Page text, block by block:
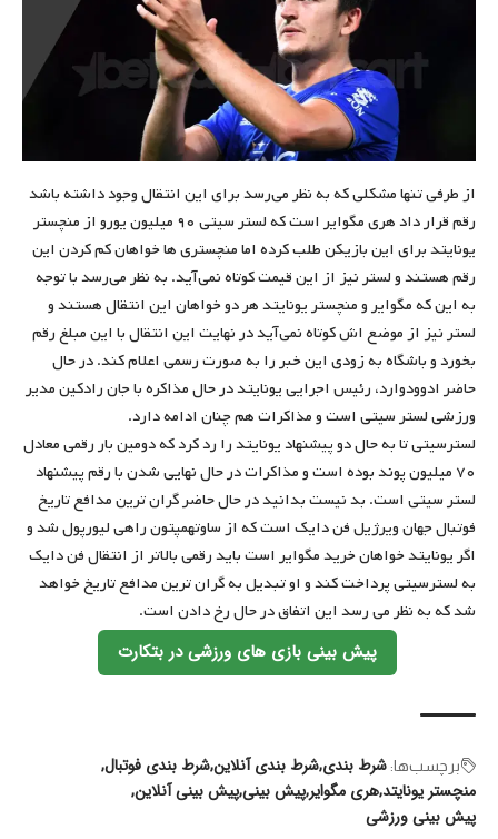
از طرفی تنها مشکلی که به نظر می‌رسد برای این انتقال وجود داشته باشد
رقم قرار داد هری مگوایر است که لستر سیتی ۹۰ میلیون یورو از منچستر
یونایتد برای این بازیکن طلب کرده اما منچستری ها خواهان کم کردن این
رقم هستند و لستر نیز از این قیمت کوتاه نمی‌آید. به نظر می‌رسد با توجه
به این که مگوایر و منچستر یونایتد هر دو خواهان این انتقال هستند و
لستر نیز از موضع اش کوتاه نمی‌آید در نهایت این انتقال با این مبلغ رقم
بخورد و باشگاه به زودی این خبر را به صورت رسمی اعلام کند. در حال
حاضر ادوودوارد، رئیس اجرایی یونایتد در حال مذاکره با جان رادکین مدیر
ورزشی لستر سیتی است و مذاکرات هم چنان ادامه دارد.
لسترسیتی تا به حال دو پیشنهاد یونایتد را رد کرد که دومین بار رقمی معادل
۷۰ میلیون پوند بوده است و مذاکرات در حال نهایی شدن با رقم پیشنهاد
لستر سیتی است. بد نیست بدانید در حال حاضر گران ترین مدافع تاریخ
فوتبال جهان ویرژیل فن دایک است که از ساوتهمپتون راهی لیورپول شد و
اگر یونایتد خواهان خرید مگوایر است باید رقمی بالاتر از انتقال فن دایک
به لسترسیتی پرداخت کند و او تبدیل به گران ترین مدافع تاریخ خواهد
شد که به نظر می رسد این اتفاق در حال رخ دادن است.
پیش بینی بازی های ورزشی در بتکارت
برچسب‌‌ها: شرط بندیشرط بندی آنلاینشرط بندی فوتبال
منچستر یونایتدهری مگوایرپیش بینیپیش بینی آنلاین
پیش بینی ورزشی